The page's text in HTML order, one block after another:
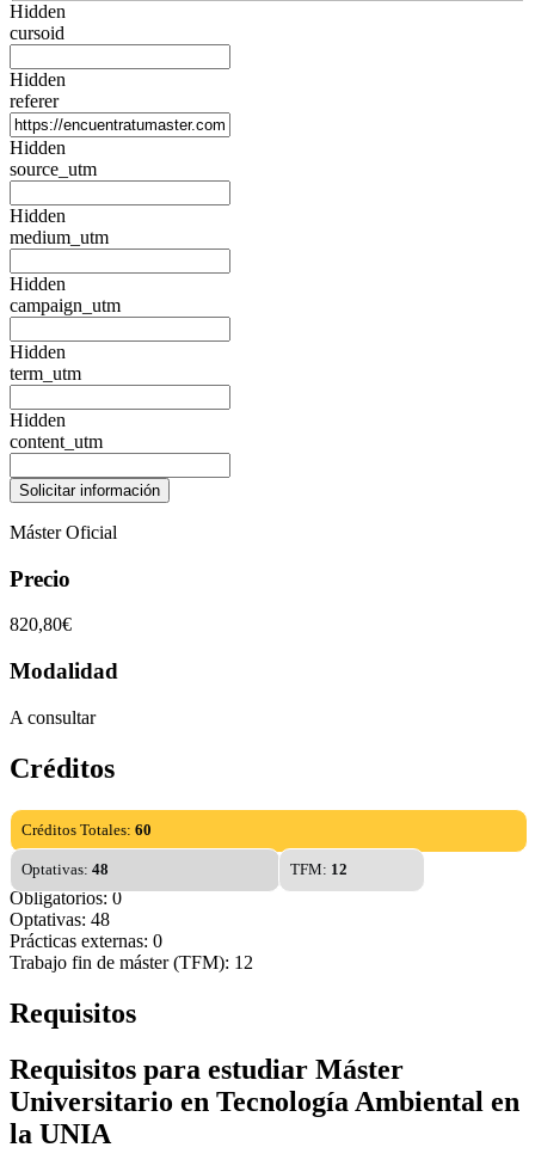
Hidden
cursoid
Hidden
referer
Hidden
source_utm
Hidden
medium_utm
Hidden
campaign_utm
Hidden
term_utm
Hidden
content_utm
Máster Oficial
Precio
820,80€
Modalidad
A consultar
Créditos
Créditos Totales: 60
Optativas: 48 TFM: 12
Obligatorios: 0
Optativas: 48
Prácticas externas: 0
Trabajo fin de máster (TFM): 12
Requisitos
Requisitos para estudiar Máster
Universitario en Tecnología Ambiental en
la UNIA